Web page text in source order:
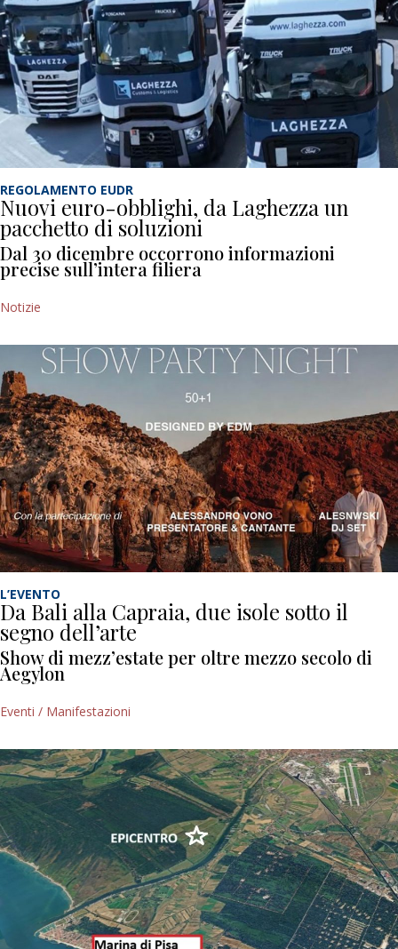
REGOLAMENTO EUDR
Nuovi euro-obblighi, da Laghezza un
pacchetto di soluzioni
Dal 30 dicembre occorrono informazioni
precise sull’intera filiera
Notizie
L’EVENTO
Da Bali alla Capraia, due isole sotto il
segno dell’arte
Show di mezz’estate per oltre mezzo secolo di
Aegylon
Eventi / Manifestazioni